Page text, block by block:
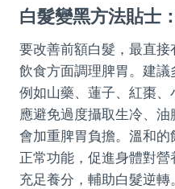
白髮變黑方法貼士
要改善前額白髮，最直
飲食方面調理脾胃。建議
例如山藥、蓮子、紅棗、
應避免過度攝取生冷、
會加重脾胃負擔。溫和
正常功能，促進身體對
充足養分，輔助白髮逆轉。